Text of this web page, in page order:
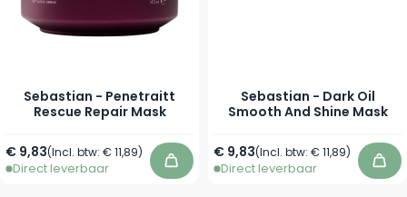
Sebastian - Penetraitt
Rescue Repair Mask
Vanaf
€ 9,83(Incl. btw: € 11,89)
Direct leverbaar In winkelwagen
Sebastian - Dark Oil
Smooth And Shine Mask
Vanaf
€ 9,83(Incl. btw: € 11,89)
Direct leverbaar In